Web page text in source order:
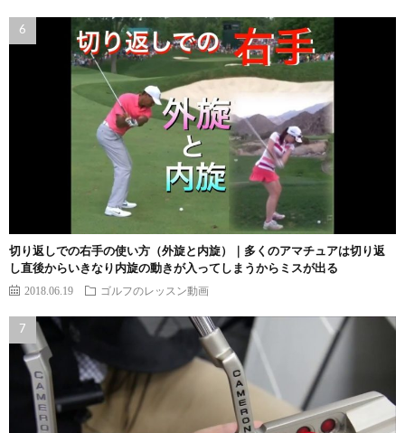
切り返しでの右手の使い方（外旋と内旋）｜多くのアマチュアは切り返
し直後からいきなり内旋の動きが入ってしまうからミスが出る
2018.06.19 ゴルフのレッスン動画